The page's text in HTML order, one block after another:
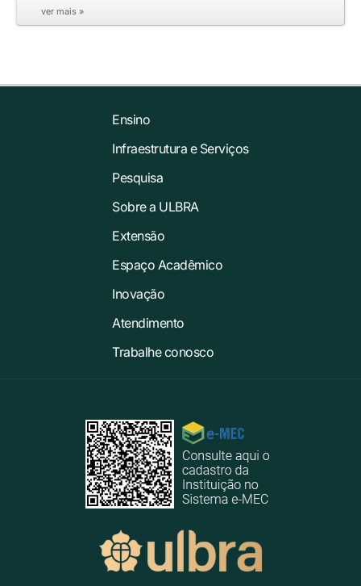
ver mais »
Ensino
Infraestrutura e Serviços
Pesquisa
Sobre a ULBRA
Extensão
Espaço Acadêmico
Inovação
Atendimento
Trabalhe conosco